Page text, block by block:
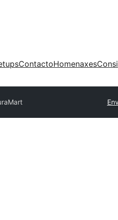
ContactoHomenaxes